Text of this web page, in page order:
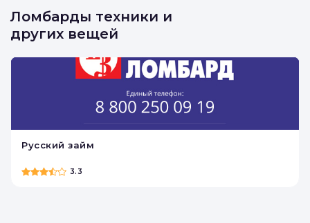
Ломбарды техники и
других вещей
Русский займ
3.3